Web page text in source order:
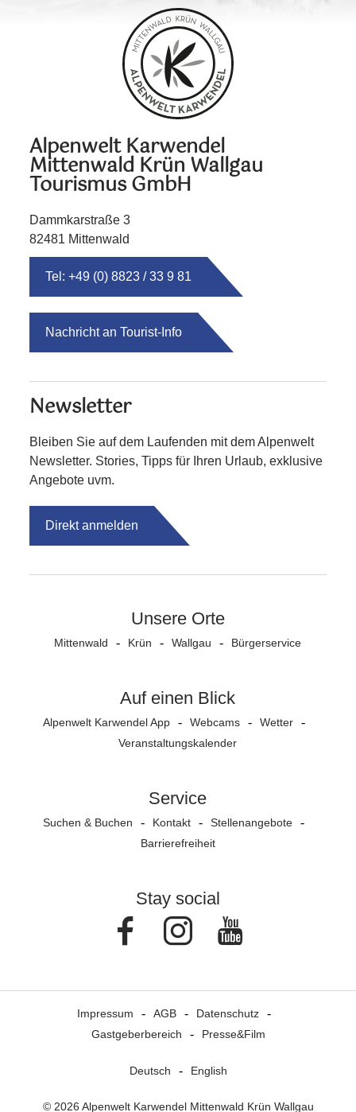
Alpenwelt Karwendel
Mittenwald Krün Wallgau
Tourismus GmbH
Dammkarstraße 3
82481 Mittenwald
Tel: +49 (0) 8823 / 33 9 81
Nachricht an Tourist-Info
Newsletter
Bleiben Sie auf dem Laufenden mit dem Alpenwelt
Newsletter. Stories, Tipps für Ihren Urlaub, exklusive
Angebote uvm.
Direkt anmelden
Unsere Orte
Mittenwald Krün Wallgau Bürgerservice
Auf einen Blick
Alpenwelt Karwendel App Webcams
Wetter
Veranstaltungs­kalender
Service
Suchen & Buchen Kontakt
Stellenangebote
Barrierefreiheit
Stay social
FacebookInstagram
Impressum AGB
Datenschutz
Gastgeberbereich
Presse&Film
Deutsch English
© 2026 Alpenwelt Karwendel Mittenwald Krün Wallgau